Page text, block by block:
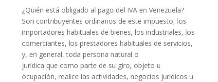
¿Quién está obligado al pago del IVA en Venezuela?
Son contribuyentes ordinarios de este impuesto, los
importadores habituales de bienes, los industriales, los
comerciantes, los prestadores habituales de servicios,
y, en general, toda persona natural o
jurídica que como parte de su giro, objeto u
ocupación, realice las actividades, negocios jurídicos u